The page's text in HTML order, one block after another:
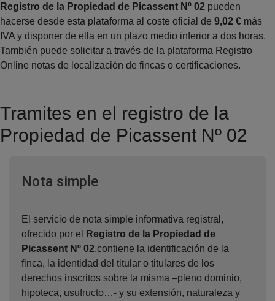
Registro de la Propiedad de Picassent Nº 02 pueden
hacerse desde esta plataforma al coste oficial de 9,02 € más
IVA y disponer de ella en un plazo medio inferior a dos horas.
También puede solicitar a través de la plataforma Registro
Online notas de localización de fincas o certificaciones.
Tramites en el registro de la
Propiedad de Picassent Nº 02
Nota simpleVentana nueva
El servicio de nota simple informativa registral,
ofrecido por el
Registro de la Propiedad de
Picassent Nº 02,contiene la identificación de la
finca, la identidad del titular o titulares de los
derechos inscritos sobre la misma –pleno dominio,
hipoteca, usufructo…- y su extensión, naturaleza y